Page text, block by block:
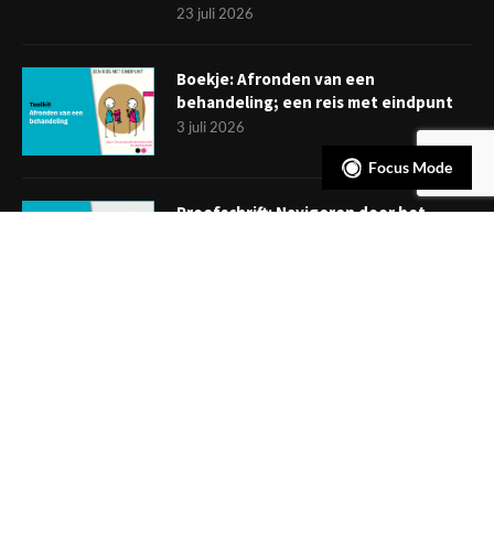
23 juli 2026
Boekje: Afronden van een
behandeling; een reis met eindpunt
3 juli 2026
Proefschrift: Navigeren door het
Focus Mode